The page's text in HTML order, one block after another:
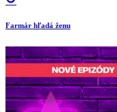
Farmár hľadá ženu